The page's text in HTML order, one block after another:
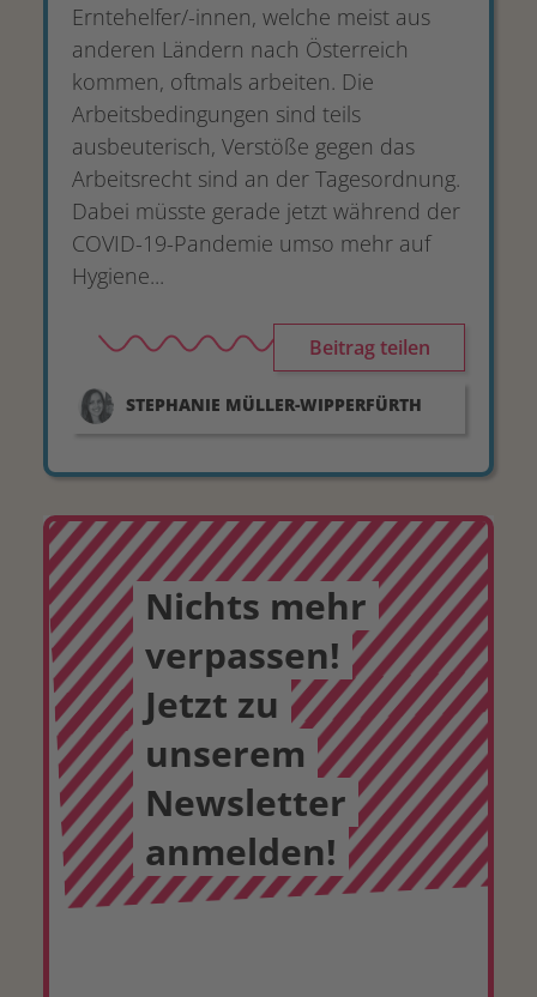
Erntehelfer/-innen, welche meist aus
anderen Ländern nach Österreich
kommen, oftmals arbeiten. Die
Arbeitsbedingungen sind teils
ausbeuterisch, Verstöße gegen das
Arbeitsrecht sind an der Tagesordnung.
Dabei müsste gerade jetzt während der
COVID-19-Pandemie umso mehr auf
Hygiene...
Beitrag teilen
STEPHANIE MÜLLER-WIPPERFÜRTH
Nichts mehr
verpassen!
Jetzt zu
unserem
Newsletter
anmelden!